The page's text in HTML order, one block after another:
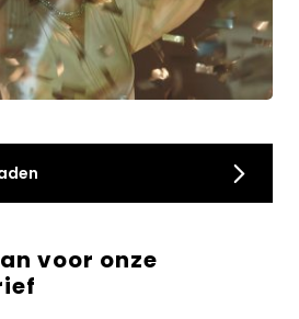
voor onze